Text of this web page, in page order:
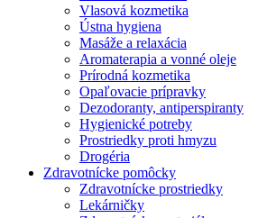
Vlasová kozmetika
Ústna hygiena
Masáže a relaxácia
Aromaterapia a vonné oleje
Prírodná kozmetika
Opaľovacie prípravky
Dezodoranty, antiperspiranty
Hygienické potreby
Prostriedky proti hmyzu
Drogéria
Zdravotnícke pomôcky
Zdravotnícke prostriedky
Lekárničky